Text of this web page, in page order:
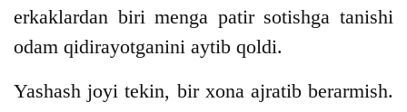
erkaklardan biri menga patir sotishga tanishi
odam qidirayotganini aytib qoldi.
Yashash joyi tekin, bir xona ajratib berarmish.